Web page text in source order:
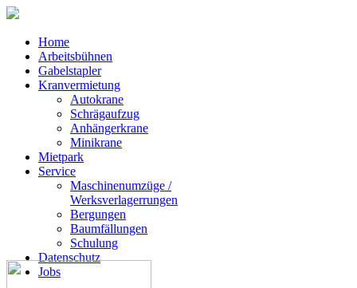
Home
Arbeitsbühnen
Gabelstapler
Kranvermietung
Autokrane
Schrägaufzug
Anhängerkrane
Minikrane
Mietpark
Service
Maschinenumzüge /
Werksverlagerrungen
Bergungen
Baumfällungen
Schulung
Datenschutz
Jobs